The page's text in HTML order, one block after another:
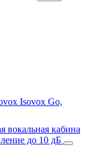
Isovox Go,
вокальная кабина
до 10 дБ